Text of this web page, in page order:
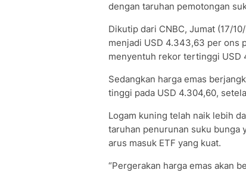
dengan taruhan pemotongan
Dikutip dari CNBC, Jumat (17/
menjadi USD 4.343,63 per ons
menyentuh rekor tertinggi USD
Sedangkan harga emas
tinggi pada USD 4.304,60,
Logam kuning telah naik lebih
taruhan penurunan suku bunga
arus masuk ETF yang kuat.
“Pergerakan harga emas akan